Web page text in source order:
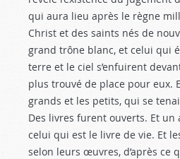
qui aura lieu après le règne
Christ et des saints nés de
grand trône blanc, et celui qui
terre et le ciel s’enfuirent
plus trouvé de place pour eux.
grands et les petits, qui se
Des livres furent ouverts. Et
celui qui est le livre de vie. Et
selon leurs œuvres, d’après ce